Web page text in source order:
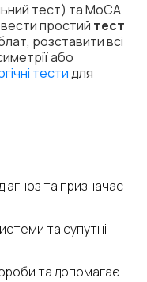
тест) та MoCA
простий тест
розставити всі
або
тестидля
та призначає
та супутні
та допомагає